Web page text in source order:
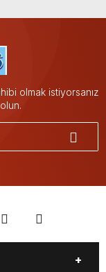
olmak istiyorsanız